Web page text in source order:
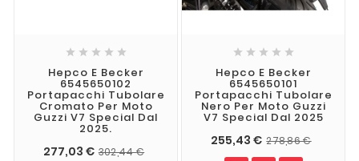
    
Hepco E Becker
6545650102
Portapacchi Tubolare
Cromato Per Moto
Guzzi V7 Special Dal
2025.
277,03 € 302,44 €
    
Hepco E Becker
6545650101
Portapacchi Tubolare
Nero Per Moto Guzzi
V7 Special Dal 2025
255,43 € 278,86 €